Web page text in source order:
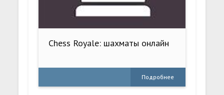
Chess Royale: шахматы онлайн
Подробнее